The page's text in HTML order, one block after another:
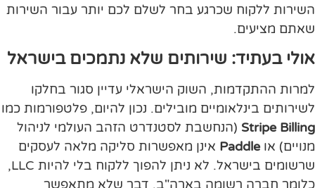
השירות ללקוח שכרגע בחר לשלם לכם יותר עבור השירות
שאתם מציעים.
אולי בעתיד: שירותים שלא נתמכים בישראל
למרות ההתקדמות, השוק הישראלי עדיין סגור בחלקו
לשירותים בינלאומיים מובילים. נכון להיום, פלטפורמות כמו
Stripe Billing (הנחשבת לסטנדרט הזהב העולמי לניהול
מנויים) אוPaddle אינן מאפשרות סליקה מלאה לעסקים
שרשומים בישראל. לא ניתן להפוך ללקוח בלי להיות LLC,
כלומר חברה רשומה בארה"ב, דבר שלא מתאפשר